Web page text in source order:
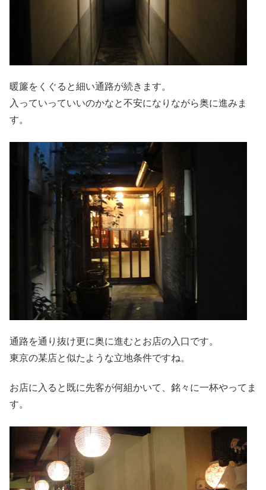
暖簾をくぐると細い通路が続きます。
入っていっていいのかなと不安になりながら奥に進みま
す。
通路を通り抜け更に奥に進むとお店の入口です。
東京の某店と似たような立地条件ですね。
お店に入ると既に先客が何組かいて、銘々に一杯やってま
す。